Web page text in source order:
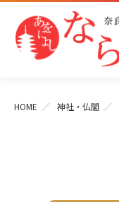
HOME 神社・仏閣